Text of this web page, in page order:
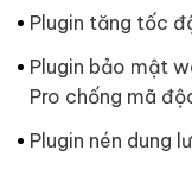
Plugin tăng tốc
Plugin bảo mật
Pro chống mã
Plugin nén dung